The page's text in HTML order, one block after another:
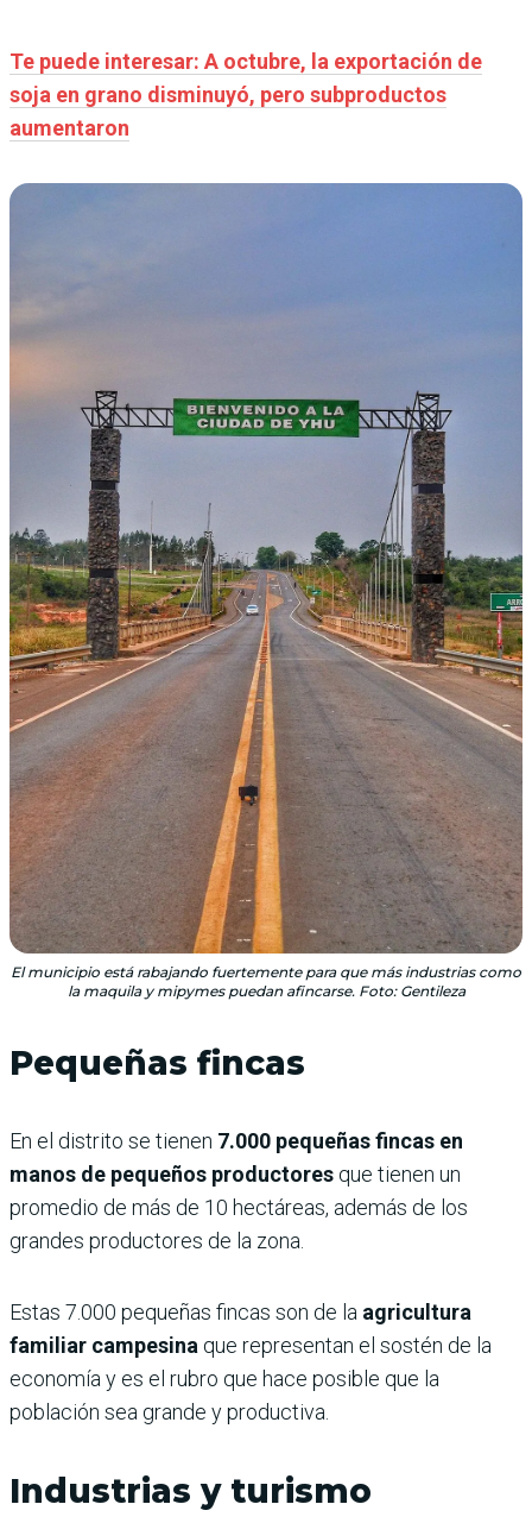
Te puede interesar: A octubre, la exportación de
soja en grano disminuyó, pero subproductos
aumentaron
El municipio está rabajando fuertemente para que más industrias como
la maquila y mipymes puedan afincarse. Foto: Gentileza
Pequeñas fincas
En el distrito se tienen 7.000 pequeñas fincas en
manos de pequeños productores que tienen un
promedio de más de 10 hectáreas, además de los
grandes productores de la zona.
Estas 7.000 pequeñas fincas son de la agricultura
familiar campesina que representan el sostén de la
economía y es el rubro que hace posible que la
población sea grande y productiva.
Industrias y turismo